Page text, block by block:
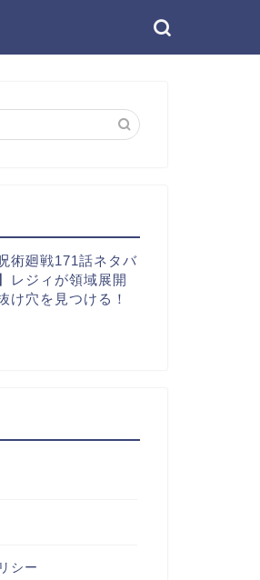
呪術廻戦171話ネタバ
レジィが領域展開
け穴を見つける！
シー